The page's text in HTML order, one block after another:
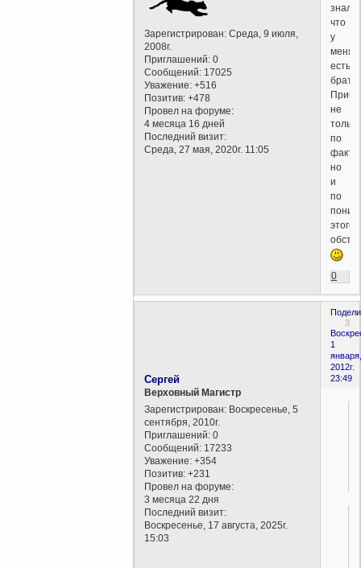
Зарегистрирован: Среда, 9 июля,
2008г.
Приглашений: 0
Сообщений: 17025
Уважение: +516
Позитив: +478
Провел на форуме:
4 месяца 16 дней
Последний визит:
Среда, 27 мая, 2020г. 11:05
знал,
что
у
меня
есть
не
только
по
факту,
но
и
по
этого
0
3
1
января,
2012г.
23:49
Сергей
Верховный Магистр
Зарегистрирован: Воскресенье, 5
сентября, 2010г.
Приглашений: 0
Сообщений: 17233
Уважение: +354
Позитив: +231
Провел на форуме:
3 месяца 22 дня
Последний визит:
Воскресенье, 17 августа, 2025г.
15:03